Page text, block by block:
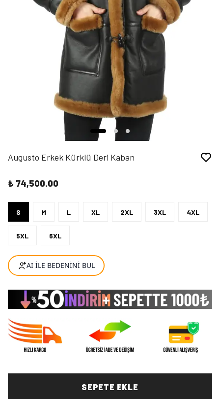
Augusto Erkek Kürklü Deri Kaban
₺ 74,500.00
S M L XL 2XL 3XL 4XL
5XL 6XL
SEPETE EKLE